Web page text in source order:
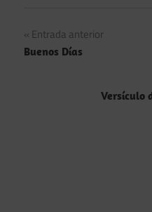
Navegación
de
Entrada anterior
Buenos Días
Versículo